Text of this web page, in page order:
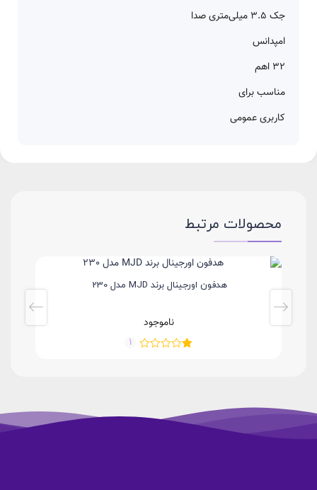
جک ۳.۵ میلی‌متری صدا
امپدانس
۳۲ اهم
مناسب برای
کاربری عمومی
محصولات مرتبط
هدفون اورجینال برند MJD مدل 230
ناموجود
1